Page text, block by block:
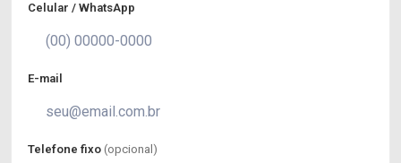
Celular / WhatsApp
E-mail
Telefone fixo (opcional)